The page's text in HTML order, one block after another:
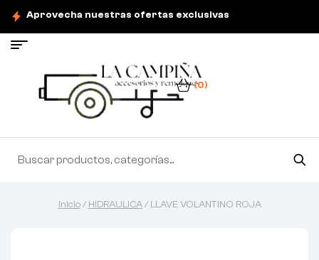
Aprovecha nuestras ofertas exclusivas
(0)
Inicio/HIDRAULICA/ LLAVE VOLANTINO ROJA